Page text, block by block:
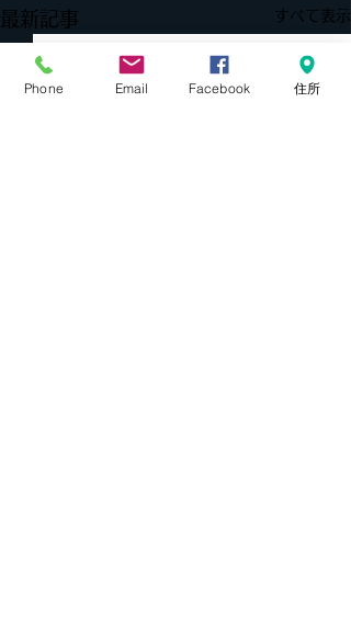
最新記事 すべて表示
Phone Email Facebook 住所